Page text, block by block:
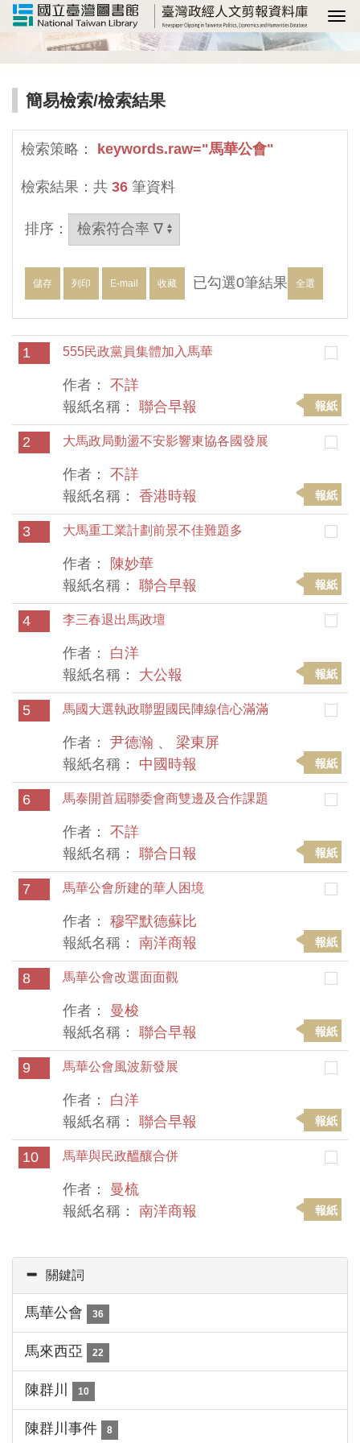
選
簡易檢索/檢索結果
檢索策略： keywords.raw="馬華公會"
檢索結果：共 36 筆資料
排序：
儲存 列印 E-mail 收藏 已勾選0筆結果 全選
1 555民政黨員集體加入馬華
作者： 不詳
報紙名稱： 聯合早報 報紙
2 大馬政局動盪不安影響東協各國發展
作者： 不詳
報紙名稱： 香港時報 報紙
3 大馬重工業計劃前景不佳難題多
作者：
陳妙華
報紙名稱： 聯合早報 報紙
4 李三春退出馬政壇
作者： 白洋
報紙名稱： 大公報 報紙
5 馬國大選執政聯盟國民陣線信心滿滿
作者： 尹德瀚 、 梁東屏
報紙名稱： 中國時報 報紙
6 馬泰開首屆聯委會商雙邊及合作課題
作者： 不詳
報紙名稱： 聯合日報 報紙
7 馬華公會所建的華人困境
作者： 穆罕默德蘇比
報紙名稱： 南洋商報 報紙
8 馬華公會改選面面觀
作者： 曼梭
報紙名稱： 聯合早報 報紙
9 馬華公會風波新發展
作者： 白洋
報紙名稱： 聯合早報 報紙
10 馬華與民政醞釀合併
作者： 曼梳
報紙名稱： 南洋商報 報紙
關鍵詞
馬華公會 36
馬來西亞 22
陳群川 10
陳群川事件 8